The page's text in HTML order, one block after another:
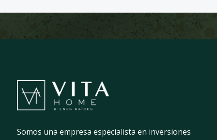
Somos una empresa especialista en inversiones